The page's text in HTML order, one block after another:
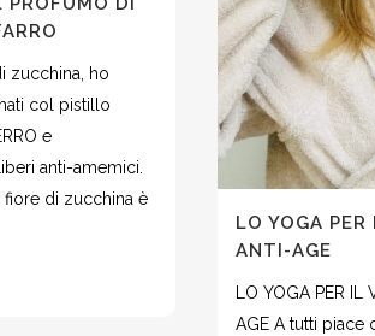
zucchina, ho
col pistillo
e
anti-amemici.
di zucchina è
LO YOGA
ANTI-AGE
LO YOGA PER IL
AGE A tutti piace